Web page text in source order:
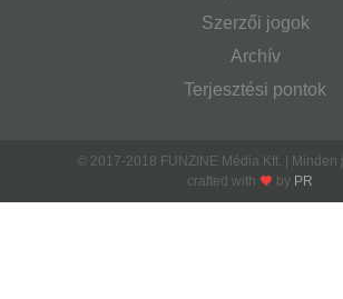
Szerzői jogok
Archív
Terjesztési pontok
© 2017-2018 FUNZINE Média Kft. | Minden
crafted with
by PR